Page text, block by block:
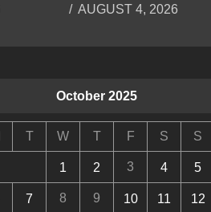
AUGUST 4, 2026
October 2025
T W T F S S
1 2 3 4 5
7 8 9 10 11 12